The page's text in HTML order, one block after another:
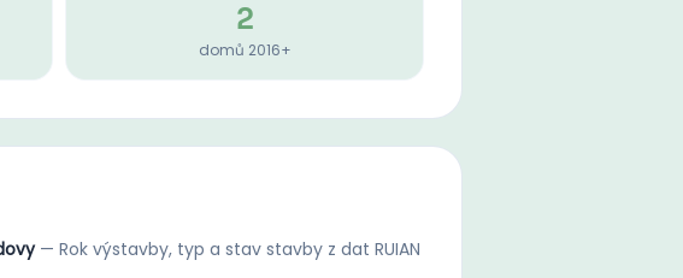
2
domů 2016+
— Rok výstavby, typ a stav stavby z dat RUIAN